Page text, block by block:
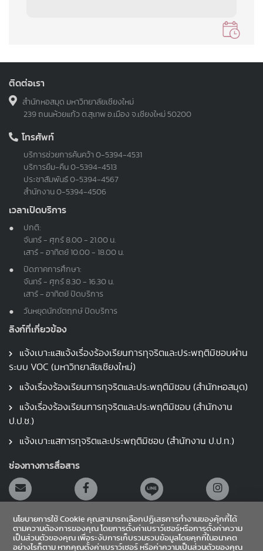
ติดต่อเรา
สำนักหอสมุด มหาวิทยาลัยเชียงใหม่
239 ถนนห้วยแก้ว ต.สุเทพ อ.เมือง จ.เชียงใหม่ 50200
โทรศัพท์
บริการช่วยการค้นคว้า 0-5394-4531
บริการยืม-คืน 0-5394-4513
ประชาสัมพันธ์ 0-5394-4567
สำนักงาน 0-5394-4506
เวลาเปิดบริการ
ปกติ:
จันทร์ - ศุกร์ 8.00 - 21.00 น.
เสาร์ - อาทิตย์ 10.00 - 18.00 น.
ปิดภาคการศึกษา:
จันทร์ - ศุกร์ 8.30 - 16.30 น.
เสาร์ - อาทิตย์ ปิดบริการ
วันหยุดนักขัตฤกษ์ ปิดบริการ
ลิงก์ที่เกี่ยวข้อง
แจ้งเบาะแสแจ้งเรื่องร้องเรียนการทุจริตและประพฤติมิชอบผ่าน
ระบบ VOC (มหาวิทยาลัยเชียงใหม่)
แจ้งเรื่องร้องเรียนการทุจริตและประพฤติมิชอบ (สำนักหอสมุด)
แจ้งเรื่องร้องเรียนการทุจริตและประพฤติมิชอบ (สำนักงาน
ป.ป.ช.)
แจ้งเบาะแสการทุจริตและประพฤติมิชอบ (สำนักงาน ป.ป.ท.)
ช่องทางการสื่อสาร
นโยบายการใช้ Cookie คุณสามารถเลือกปฏิเสธการทำงานของคุ้กกี้ได้
ตามความต้องการของคุณ โดยการตั้งค่าเบราว์เซอร์หรือการตั้งค่าความ
เป็นส่วนตัวของคุณ เพื่อระงับการเก็บรวมรวบข้อมูลโดยคุกกี้ในอนาคต
อย่างไรก็ตาม หากคุณตั้งค่าเบราว์เซอร์ หรือค่าความเป็นส่วนตัวของคุณ